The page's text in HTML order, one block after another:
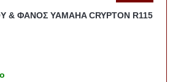
ΦΑΝΟΣ YAMAHA CRYPTON R115